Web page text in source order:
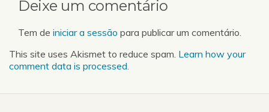
Deixe um comentário
Tem de iniciar a sessão para publicar um comentário.
This site uses Akismet to reduce spam. Learn how your
comment data is processed.